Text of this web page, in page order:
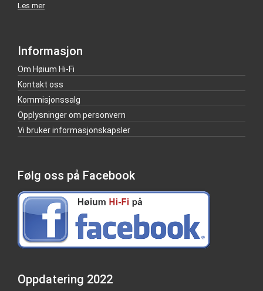
Les mer
Informasjon
Om Høium Hi-Fi
Kontakt oss
Kommisjonssalg
Opplysninger om personvern
Vi bruker informasjonskapsler
Følg oss på Facebook
Oppdatering 2022